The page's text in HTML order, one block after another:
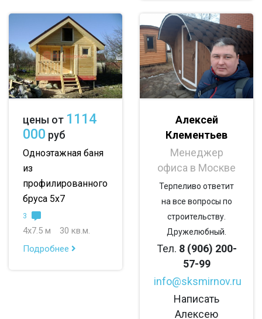
с котельной с панорамными окнами
со вторым светом с санузлом с ванной
с туалетом с гостевой комнатой
с беседкой с двумя входами
с навесом для авто
цены от 1114
000 руб
Одноэтажная баня
из
профилированного
бруса 5х7
3
4х7.5 м
30 кв.м.
Подробнее
Алексей
Клементьев
Менеджер
офиса в Москве
Терпеливо ответит
на все вопросы по
строительству.
Дружелюбный.
Тел. 8 (906) 200-
57-99
info@sksmirnov.ru
Написать
Алексею